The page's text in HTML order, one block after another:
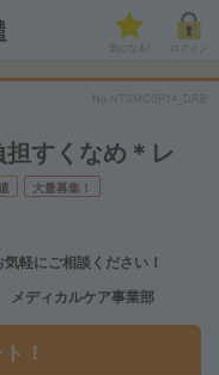
気になる!
No.NTSMCSP14_DRB
担すくなめ＊レ
大量募集！
軽にご相談ください！
メディカルケア事業部
！